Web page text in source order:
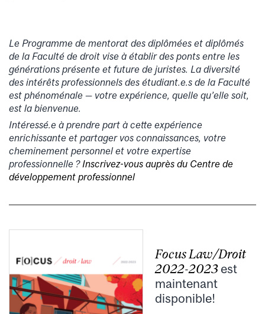
Le Programme de mentorat des diplômées et diplômés
de la Faculté de droit vise à établir des ponts entre les
générations présente et future de juristes. La diversité
des intérêts professionnels des étudiant.e.s de la Faculté
est phénoménale — votre expérience, quelle qu’elle soit,
est la bienvenue.
Intéressé.e à prendre part à cette expérience
enrichissante et partager vos connaissances, votre
cheminement personnel et votre expertise
professionnelle ? Inscrivez-vous auprès du Centre de
développement professionnel
Focus Law/Droit
2022-2023 est
maintenant
disponible!